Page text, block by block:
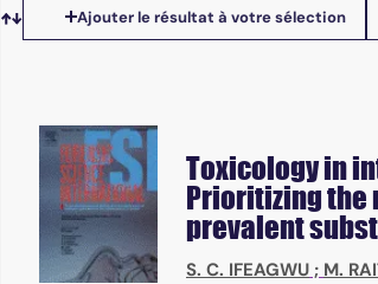
Tris disponibles
Ajouter le résultat à votre sélection
Toxicology in
Prioritizing the
prevalent
S. C. IFEAGWU ; M.